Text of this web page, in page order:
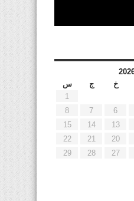
خ ج
س
1
6
7
8
13
14
15
20
21
22
27
28
29